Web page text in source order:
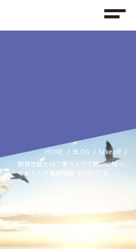
HOME BLOG
take off
断熱性能とは？家づくりで絶対に知っ
ておくべき基礎知識【COCOCI】